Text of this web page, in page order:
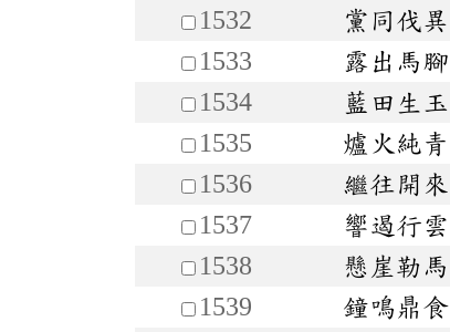
1532
黨同伐異
1533
露出馬腳
1534
藍田生玉
1535
爐火純青
1536
繼往開來
1537
響遏行雲
1538
懸崖勒馬
1539
鐘鳴鼎食